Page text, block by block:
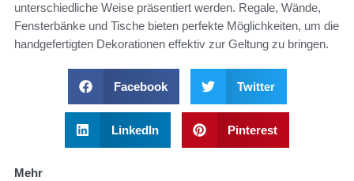
unterschiedliche Weise präsentiert werden. Regale, Wände,
Fensterbänke und Tische bieten perfekte Möglichkeiten, um die
handgefertigten Dekorationen effektiv zur Geltung zu bringen.
Facebook Twitter
LinkedIn Pinterest
Mehr